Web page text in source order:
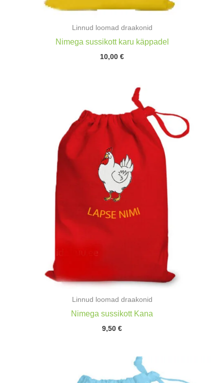
Linnud loomad draakonid
Nimega sussikott karu käppadel
10,00 €
Linnud loomad draakonid
Nimega sussikott Kana
9,50 €